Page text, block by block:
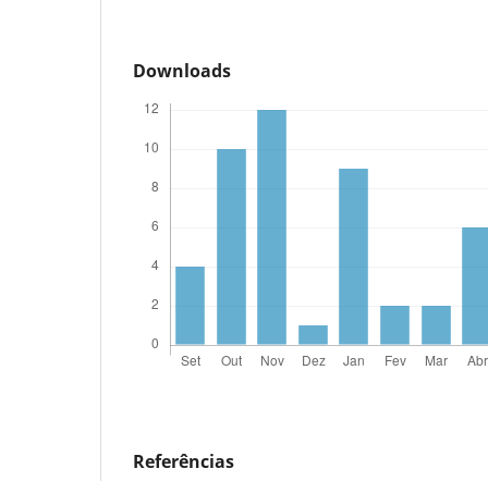
Downloads
Referências